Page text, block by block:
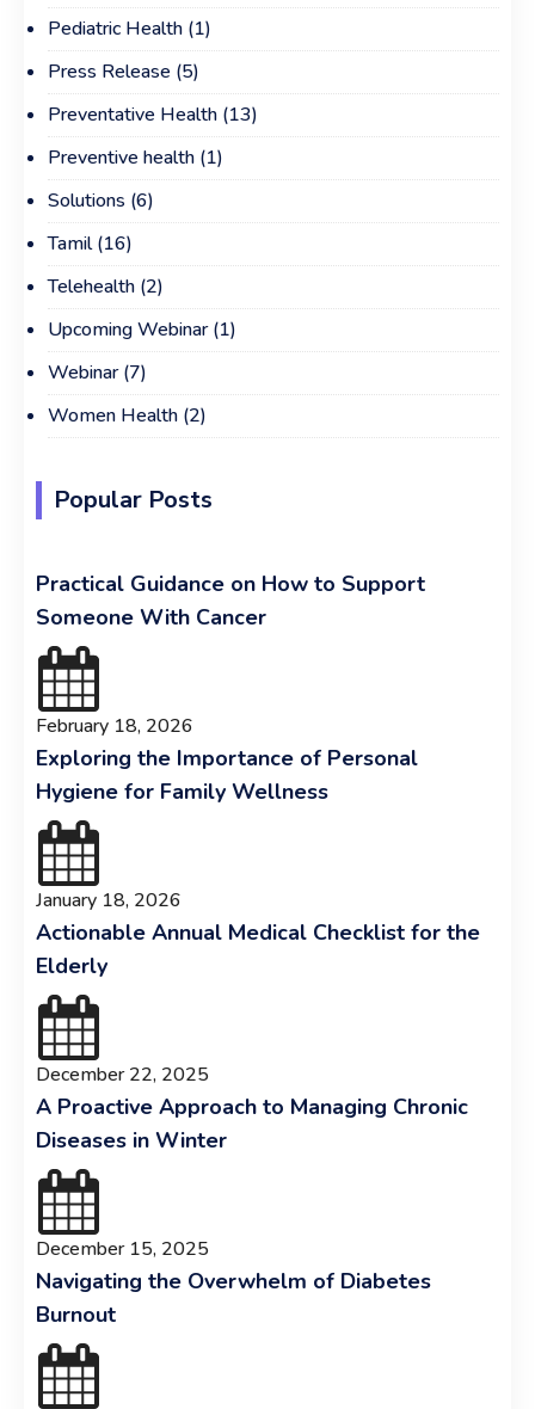
Pediatric Health (1)
Press Release (5)
Preventative Health (13)
Preventive health (1)
Solutions (6)
Tamil(16)
Telehealth (2)
Upcoming Webinar(1)
Webinar(7)
Women Health (2)
Popular Posts
Practical Guidance on How to Support
Someone With Cancer
February 18, 2026
Exploring the Importance of Personal
Hygiene for Family Wellness
January 18, 2026
Actionable Annual Medical Checklist for the
Elderly
December 22, 2025
A Proactive Approach to Managing Chronic
Diseases in Winter
December 15, 2025
Navigating the Overwhelm of Diabetes
Burnout